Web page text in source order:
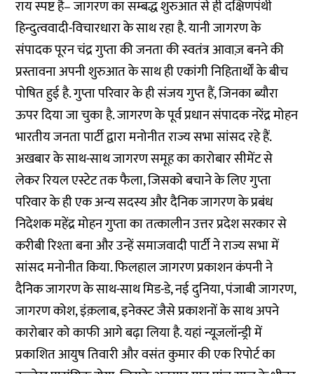
राय स्पष्ट है– जागरण का सम्बद्ध शुरुआत से ही दक्षिणपंथी
हिन्दुत्ववादी-विचारधारा के साथ रहा है. यानी जागरण के
संपादक पूरन चंद्र गुप्ता की जनता की स्वतंत्र आवाज़ बनने की
प्रस्तावना अपनी शुरुआत के साथ ही एकांगी निहितार्थों के बीच
पोषित हुई है. गुप्ता परिवार के ही संजय गुप्त हैं, जिनका ब्यौरा
ऊपर दिया जा चुका है. जागरण के पूर्व प्रधान संपादक नरेंद्र मोहन
भारतीय जनता पार्टी द्वारा मनोनीत राज्य सभा सांसद रहे हैं.
अखबार के साथ-साथ जागरण समूह का कारोबार सीमेंट से
लेकर रियल एस्टेट तक फैला, जिसको बचाने के लिए गुप्ता
परिवार के ही एक अन्य सदस्य और दैनिक जागरण के प्रबंध
निदेशक महेंद्र मोहन गुप्ता का तत्कालीन उत्तर प्रदेश सरकार से
करीबी रिश्ता बना और उन्हें समाजवादी पार्टी ने राज्य सभा में
सांसद मनोनीत किया. फिलहाल जागरण प्रकाशन कंपनी ने
दैनिक जागरण के साथ-साथ मिड-डे, नई दुनिया, पंजाबी जागरण,
जागरण कोश, इंक़लाब, इनेक्स्ट जैसे प्रकाशनों के साथ अपने
कारोबार को काफी आगे बढ़ा लिया है. यहां न्यूजलॉन्ड्री में
प्रकाशित आयुष तिवारी और वसंत कुमार की एकरिपोर्टका